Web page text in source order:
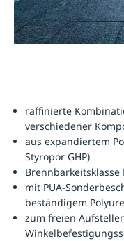
raffinierte
verschiedener
aus expandiertem
Styropor GHP)
Brennbarkeitsklasse
mit PUA-
beständigem
zum freien